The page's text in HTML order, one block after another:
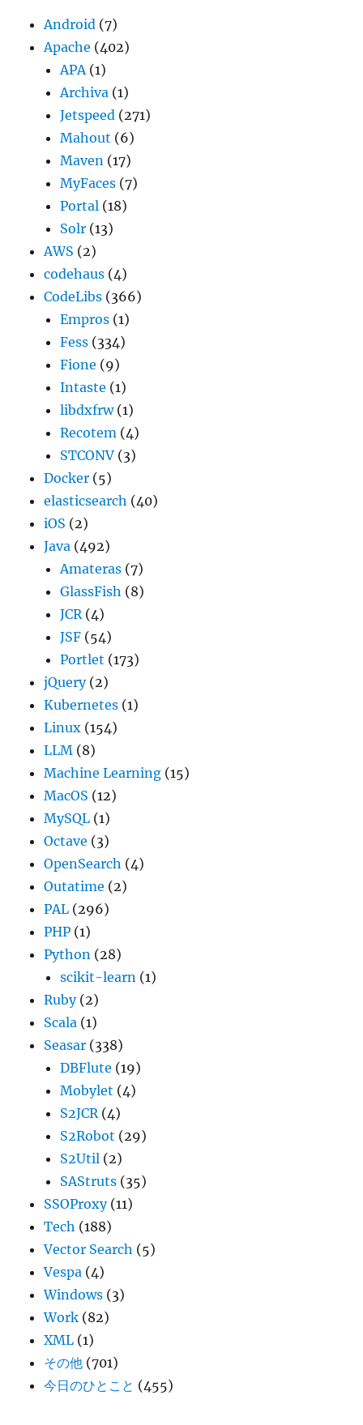
Android (7)
Apache (402)
APA(1)
Archiva (1)
Jetspeed (271)
Mahout (6)
Maven (17)
MyFaces (7)
Portal (18)
Solr (13)
AWS (2)
codehaus (4)
CodeLibs (366)
Empros (1)
Fess (334)
Fione (9)
Intaste (1)
libdxfrw(1)
Recotem (4)
STCONV (3)
Docker (5)
elasticsearch (40)
iOS (2)
Java (492)
Amateras (7)
GlassFish (8)
JCR(4)
JSF (54)
Portlet (173)
jQuery(2)
Kubernetes (1)
Linux (154)
LLM (8)
Machine Learning (15)
MacOS (12)
MySQL (1)
Octave (3)
OpenSearch (4)
Outatime (2)
PAL (296)
PHP (1)
Python (28)
scikit-learn (1)
Ruby(2)
Scala (1)
Seasar (338)
DBFlute (19)
Mobylet (4)
S2JCR(4)
S2Robot (29)
S2Util (2)
SAStruts (35)
SSOProxy(11)
Tech (188)
Vector Search (5)
Vespa (4)
Windows (3)
Work (82)
XML (1)
その他 (701)
今日のひとこと (455)